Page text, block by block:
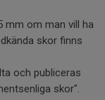
mm om man vill ha
skor finns
och publiceras
skor".